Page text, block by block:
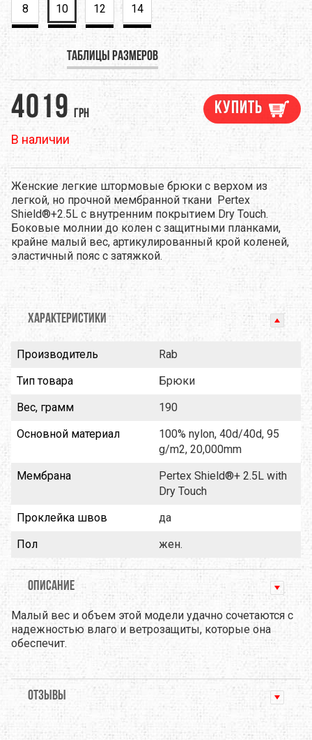
8 10 12 14
Таблицы размеров
4019 грн
В наличии
Купить
Женские легкие штормовые брюки с верхом из
легкой, но прочной мембранной ткани Pertex
Shield®+2.5L с внутренним покрытием Dry Touch.
Боковые молнии до колен с защитными планками,
крайне малый вес, артикулированный крой коленей,
эластичный пояс с затяжкой.
ХАРАКТЕРИСТИКИ
Производитель
Rab
Тип товара
Брюки
Вес, грамм
190
Основной материал
100% nylon, 40d/40d, 95
g/m2, 20,000mm
Мембрана
Pertex Shield®+ 2.5L with
Dry Touch
Проклейка швов
да
Пол
жен.
ОПИСАНИЕ
Малый вес и объем этой модели удачно сочетаются с
надежностью влаго и ветрозащиты, которые она
обеспечит.
ОТЗЫВЫ